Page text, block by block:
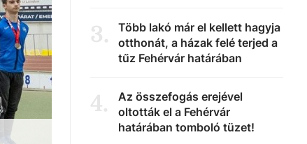
3.
Több lakó már el kellett hagyja
otthonát, a házak felé terjed a
tűz Fehérvár határában
4.
Az összefogás erejével
oltották el a Fehérvár
határában tomboló tüzet!